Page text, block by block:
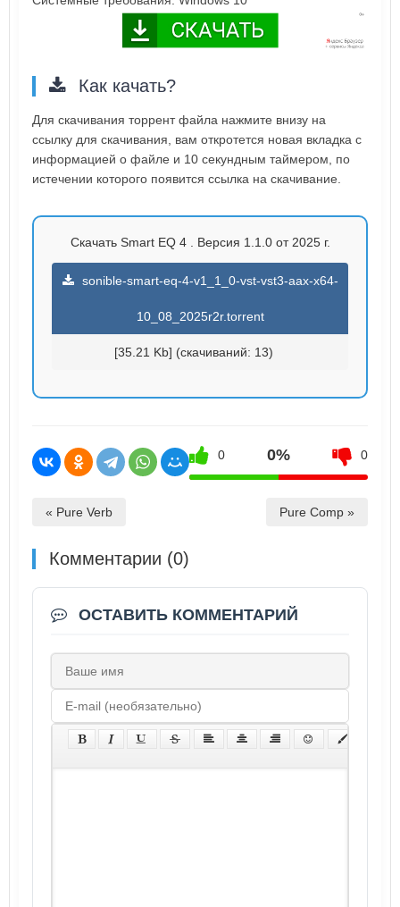
Как качать?
Для скачивания торрент файла нажмите внизу на
ссылку для скачивания, вам откротется новая вкладка с
информацией о файле и 10 секундным таймером, по
истечении которого появится ссылка на скачивание.
Скачать Smart EQ 4 . Версия 1.1.0 от 2025 г.
sonible-smart-eq-4-v1_1_0-vst-vst3-aax-x64-
10_08_2025r2r.torrent
[35.21 Kb] (cкачиваний: 13)
0 0% 0
« Pure Verb Pure Comp »
Комментарии (0)
ОСТАВИТЬ КОММЕНТАРИЙ